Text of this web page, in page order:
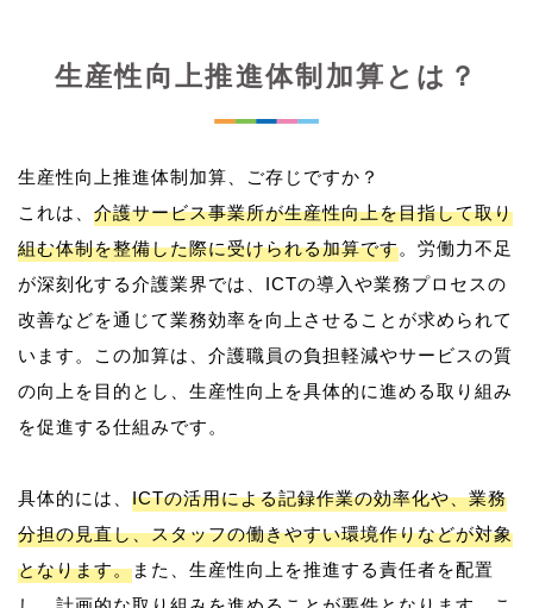
生産性向上推進体制加算とは？
生産性向上推進体制加算、ご存じですか？
これは、 介護サービス事業所が生産性向上を目指して取り
組む体制を整備した際に受けられる加算です。労働力不足
が深刻化する介護業界では、ICTの導入や業務プロセスの
改善などを通じて業務効率を向上させることが求められて
います。この加算は、介護職員の負担軽減やサービスの質
の向上を目的とし、生産性向上を具体的に進める取り組み
を促進する仕組みです。
具体的には、 ICTの活用による記録作業の効率化や、業務
分担の見直し、スタッフの働きやすい環境作りなどが対象
となります。また、生産性向上を推進する責任者を配置